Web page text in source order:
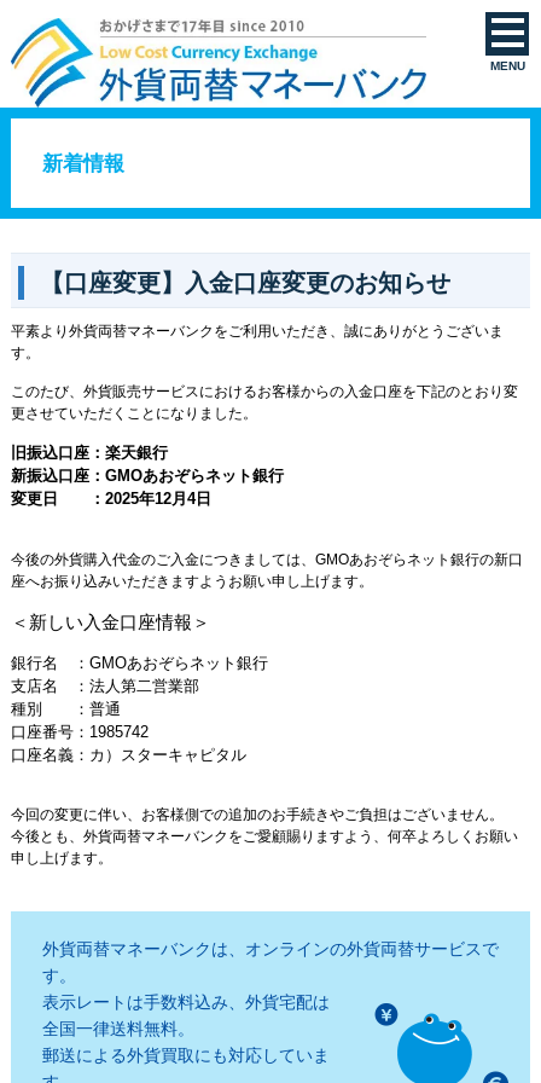
MENU
新着情報
【口座変更】入金口座変更のお知らせ
平素より外貨両替マネーバンクをご利用いただき、誠にありがとうございま
す。
このたび、外貨販売サービスにおけるお客様からの入金口座を下記のとおり変
更させていただくことになりました。
旧振込口座：楽天銀行
新振込口座：GMOあおぞらネット銀行
変更日 ：2025年12月4日
今後の外貨購入代金のご入金につきましては、GMOあおぞらネット銀行の新口
座へお振り込みいただきますようお願い申し上げます。
＜新しい入金口座情報＞
銀行名 ：GMOあおぞらネット銀行
支店名 ：法人第二営業部
種別 ：普通
口座番号：1985742
口座名義：カ）スターキャピタル
今回の変更に伴い、お客様側での追加のお手続きやご負担はございません。
今後とも、外貨両替マネーバンクをご愛顧賜りますよう、何卒よろしくお願い
申し上げます。
外貨両替マネーバンクは、オンラインの外貨両替サービスで
す。
表示レートは手数料込み、外貨宅配は
全国一律送料無料。
郵送による外貨買取にも対応していま